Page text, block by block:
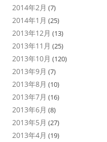
2014年2月 (7)
2014年1月 (25)
2013年12月 (13)
2013年11月 (25)
2013年10月 (120)
2013年9月 (7)
2013年8月 (10)
2013年7月 (16)
2013年6月 (8)
2013年5月 (27)
2013年4月 (19)